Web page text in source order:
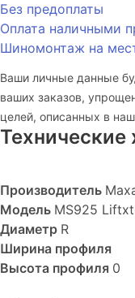
625
A2
Без предоплаты
Оплата наличными
Шиномонтаж на
Ваши личные данные
ваших заказов,
целей, описанных в
Технические
Производитель
Модель MS925
Диаметр R
Ширина профиля
Высота профиля 0